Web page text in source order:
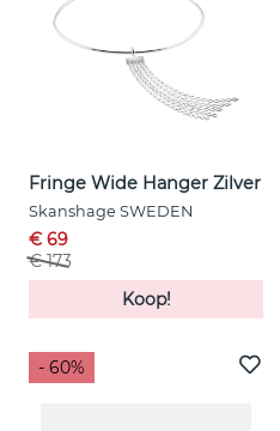
Fringe Wide Hanger Zilver
Skanshage SWEDEN
€ 69
€ 173
Koop!
- 60%